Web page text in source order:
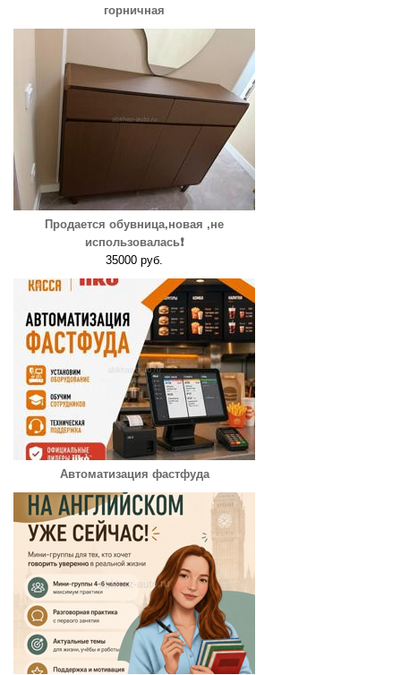
горничная
Продается обувница,новая ,не
использовалась❗️
35000 руб.
Автоматизация фастфуда